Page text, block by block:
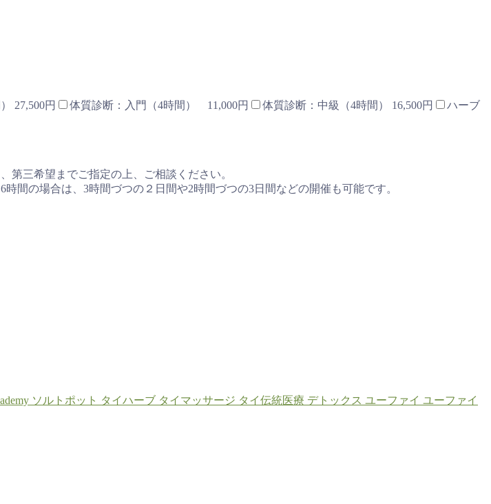
27,500円 体質診断：入門（4時間） 11,000円 体質診断：中級（4時間） 16,500円
ハーブ
第三希望までご指定の上、ご相談ください。
間の場合は、3時間づつの２日間や2時間づつの3日間などの開催も可能です。
ソルトポット タイハーブ タイマッサージ タイ伝統医療 デトックス ユーファイ ユーファイ